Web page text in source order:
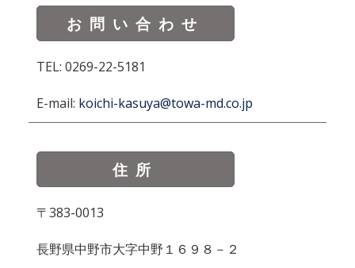
お問い合わせ
TEL: 0269-22-5181
E-mail: koichi-kasuya@towa-md.co.jp
住所
〒383-0013
長野県中野市大字中野１６９８－２